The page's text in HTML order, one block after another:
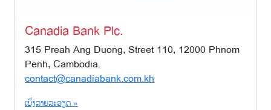
Canadia Bank Plc.
315 Preah Ang Duong, Street 110, 12000 Phnom
Penh, Cambodia.
contact@canadiabank.com.kh
ເບິ່ງລາຍລະອຽດ »